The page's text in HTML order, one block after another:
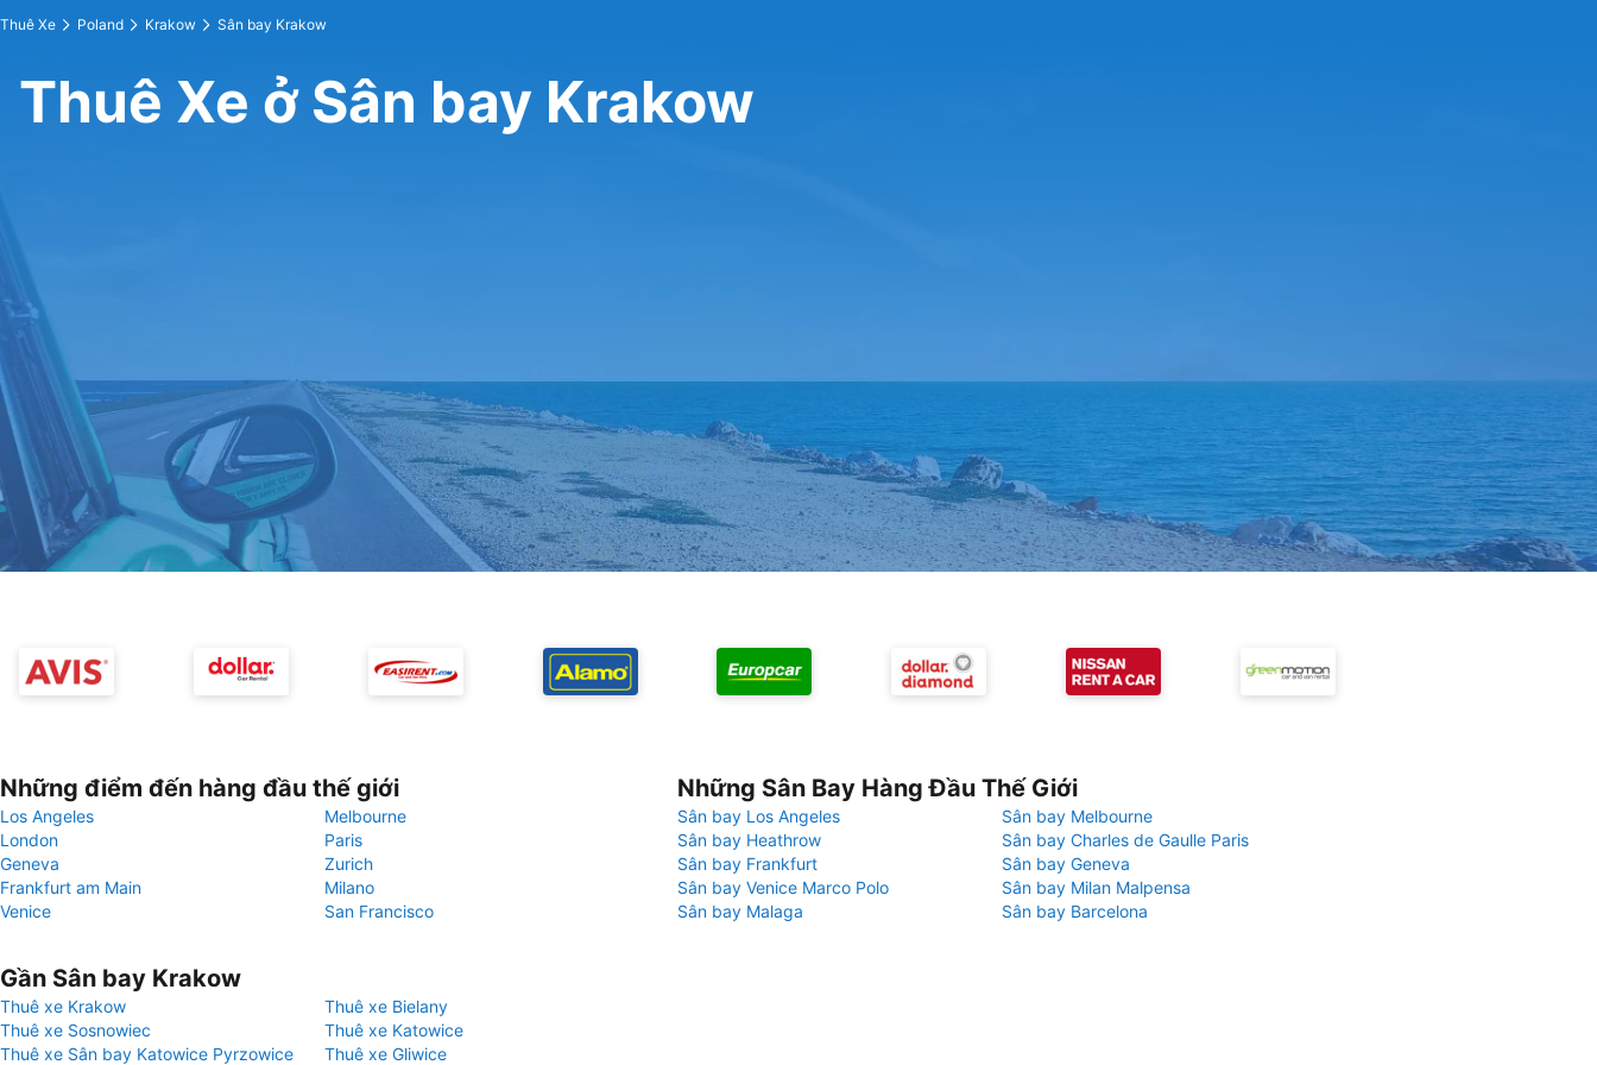
Thuê Xe Poland Krakow Sân bay Krakow
Thuê Xe ở Sân bay Krakow
Những điểm đến hàng đầu thế giới
Los Angeles
Melbourne
London
Paris
Geneva
Zurich
Frankfurt am Main
Milano
Venice
San Francisco
Những Sân Bay Hàng Đầu Thế Giới
Sân bay Los Angeles
Sân bay Melbourne
Sân bay Heathrow
Sân bay Charles de Gaulle Paris
Sân bay Frankfurt
Sân bay Geneva
Sân bay Venice Marco Polo
Sân bay Milan Malpensa
Sân bay Malaga
Sân bay Barcelona
Gần Sân bay Krakow
Thuê xe Krakow
Thuê xe Bielany
Thuê xe Sosnowiec
Thuê xe Katowice
Thuê xe Sân bay Katowice Pyrzowice
Thuê xe Gliwice